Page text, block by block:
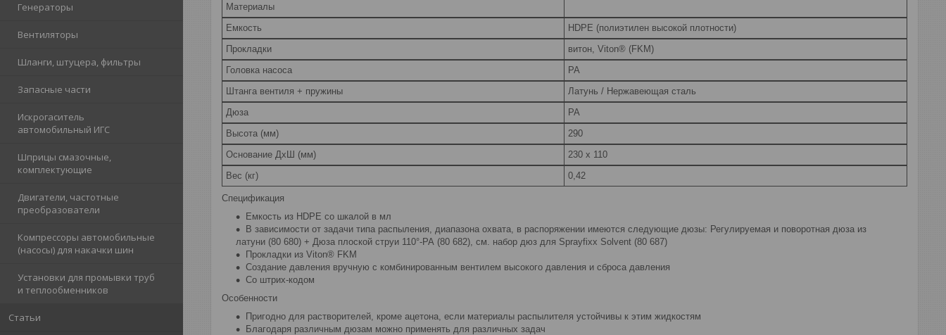
Генераторы
Вентиляторы
Шланги, штуцера, фильтры
Запасные части
Искрогаситель
автомобильный ИГС
Шприцы смазочные,
комплектующие
Двигатели, частотные
преобразователи
Компрессоры автомобильные
(насосы) для накачки шин
Установки для промывки труб
и теплообменников
Статьи
Материалы
Емкость
HDPE (полиэтилен высокой плотности)
Прокладки
витон, Viton® (FKM)
Головка насоса
PA
Штанга вентиля + пружины
Латунь / Нержавеющая сталь
Дюза
PA
Высота (мм)
290
Основание ДхШ (мм)
230 x 110
Вес (кг)
0,42
Спецификация
Емкость из HDPE со шкалой в мл
В зависимости от задачи типа распыления, диапазона охвата, в распоряжении имеются следующие дюзы: Регулируемая и поворотная дюза из
латуни (80 680) + Дюза плоской струи 110°-PA (80 682), см. набор дюз для Sprayfixx Solvent (80 687)
Прокладки из Viton® FKM
Создание давления вручную с комбинированным вентилем высокого давления и сброса давления
Cо штрих-кодом
Особенности
Пригодно для растворителей, кроме ацетона, если материалы распылителя устойчивы к этим жидкостям
Благодаря различным дюзам можно применять для различных задач